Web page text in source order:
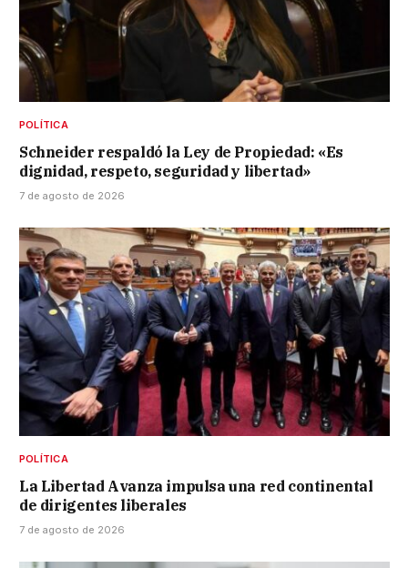
POLÍTICA
Schneider respaldó la Ley de Propiedad: «Es
dignidad, respeto, seguridad y libertad»
7 de agosto de 2026
POLÍTICA
La Libertad Avanza impulsa una red continental
de dirigentes liberales
7 de agosto de 2026